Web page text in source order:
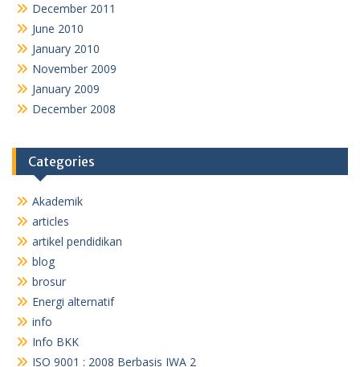
December 2011
June 2010
January 2010
November 2009
January 2009
December 2008
Categories
Akademik
articles
artikel pendidikan
blog
brosur
Energi alternatif
info
Info BKK
ISO 9001 : 2008 Berbasis IWA 2